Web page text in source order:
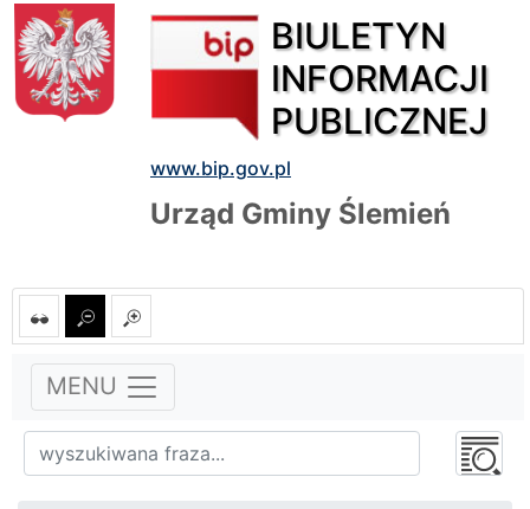
BIULETYN
INFORMACJI
PUBLICZNEJ
www.bip.gov.pl
Urząd Gminy Ślemień
MENU